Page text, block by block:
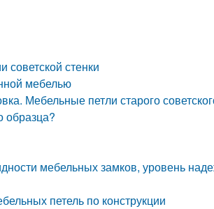
советской стенки
мебелью
Мебельные петли старого
образца?
мебельных замков, уровень
петель по конструкции